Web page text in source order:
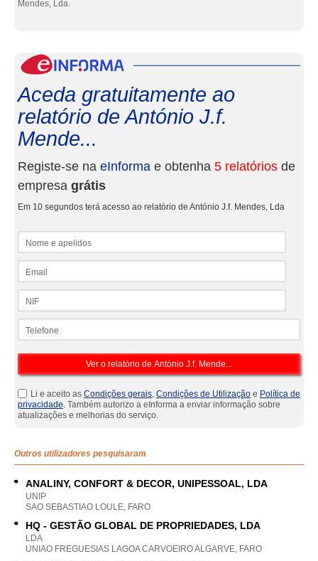
Mendes, Lda.
Aceda gratuitamente ao
relatório de António J.f.
Mende...
Registe-se na eInforma e obtenha 5 relatórios de
empresa grátis
Em 10 segundos terá acesso ao relatório de António J.f. Mendes, Lda
Li e aceito as Condições gerais, Condições de Utilização e Política de
privacidade. Também autorizo a eInforma a enviar informação sobre
atualizações e melhorias do serviço.
Outros utilizadores pesquisaram
ANALINY, CONFORT & DECOR, UNIPESSOAL, LDA
UNIP
SAO SEBASTIAO LOULE, FARO
HQ - GESTÃO GLOBAL DE PROPRIEDADES, LDA
LDA
UNIAO FREGUESIAS LAGOA CARVOEIRO ALGARVE, FARO